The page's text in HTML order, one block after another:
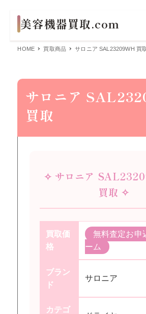
HOME 買取商品 サロニア SAL23209WH 買
サロニア
買取
✧ サロニア
買取 ✧
買取価
格
無料査定お申
ーム
ブラン
ド
サロニア
カテゴ